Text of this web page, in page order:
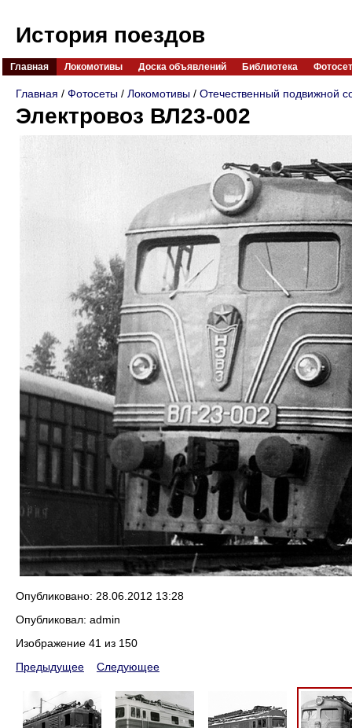
История поездов
Главная Локомотивы Доска объявлений Библиотека
Главная / Фотосеты / Локомотивы / Отечественный подвижной
Электровоз ВЛ23-002
Опубликовано: 28.06.2012 13:28
Опубликовал: admin
Изображение 41 из 150
Предыдущее
Следующее